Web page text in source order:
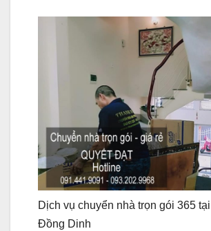
Dịch vụ chuyển nhà trọn gói 365
Đồng Dinh